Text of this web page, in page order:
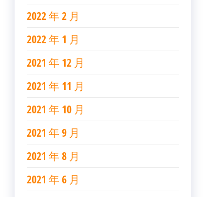
2022 年 2 月
2022 年 1 月
2021 年 12 月
2021 年 11 月
2021 年 10 月
2021 年 9 月
2021 年 8 月
2021 年 6 月